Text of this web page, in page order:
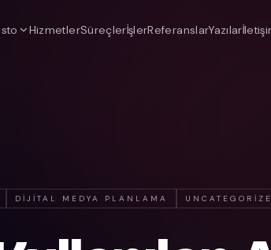
HizmetlerSüreçlerİşlerReferanslarYazılar
DIJITAL MEDYA PLANLAMA